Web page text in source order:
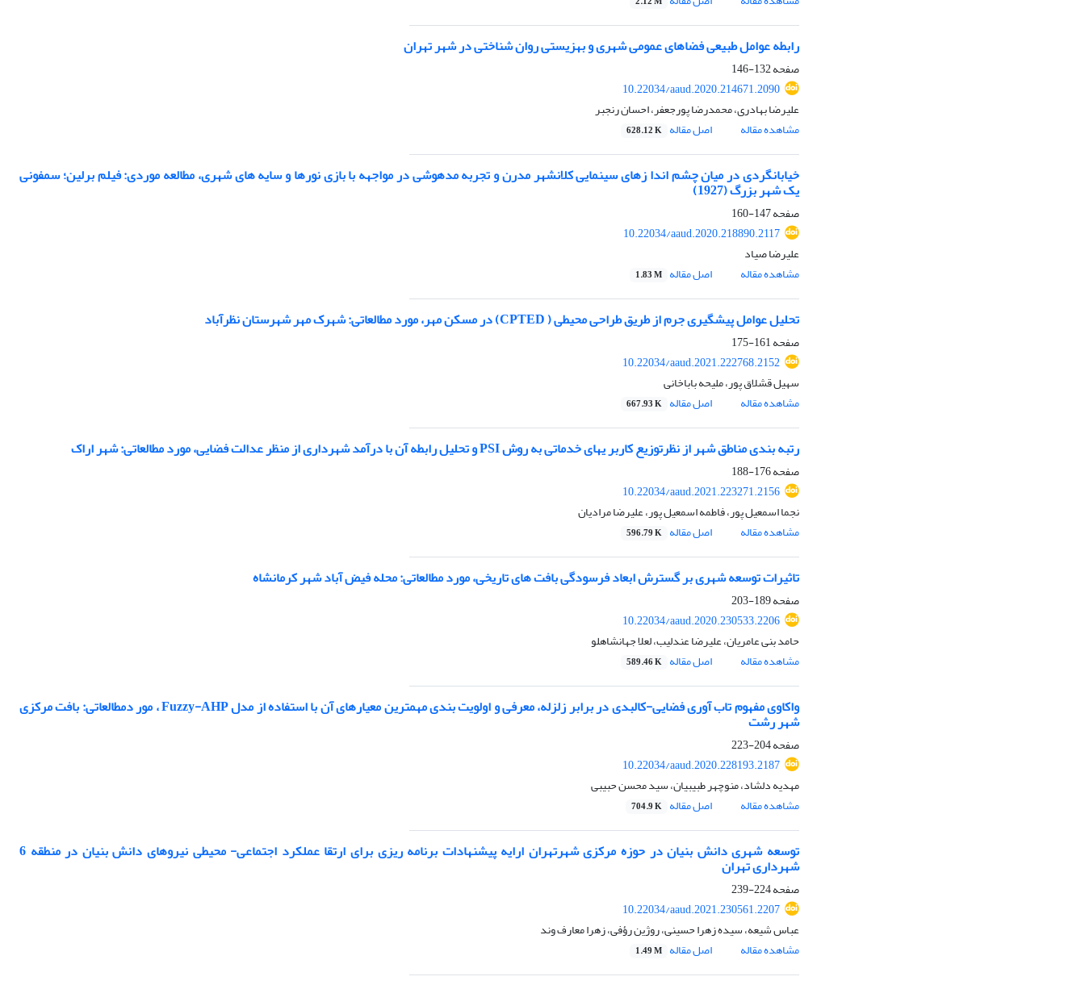
رابطه عوامل طبیعی فضاهای عمومی شهری و بهزیستی روان شناختی در شهر تهران
صفحه132-146
10.22034/aaud.2020.214671.2090
علیرضا بهادری، محمدرضا پورجعفر، احسان رنجبر
مشاهده مقاله
اصل مقاله 628.12 K
خیابانگردی در میان چشم اندا زهای سینمایی کلانشهر مدرن و تجربه مدهوشی در مواجهه با بازی نورها و سایه های شهری، مطالعه موردی: فیلم برلین؛ سمفونی
یک شهر بزرگ (1927)
صفحه147-160
10.22034/aaud.2020.218890.2117
علیرضا صیاد
مشاهده مقاله
اصل مقاله 1.83 M
تحلیل عوامل پیشگیری جرم از طریق طراحی محیطی ( CPTED) در مسکن مهر، مورد مطالعاتی: شهرک مهر شهرستان نظرآباد
صفحه161-175
10.22034/aaud.2021.222768.2152
سهیل قشلاق پور، ملیحه باباخانی
مشاهده مقاله
اصل مقاله 667.93 K
رتبه بندی مناطق شهر از نظرتوزیع کاربر یهای خدماتی به روش PSI و تحلیل رابطه آن با درآمد شهرداری از منظر عدالت فضایی، مورد مطالعاتی: شهر اراک
صفحه176-188
10.22034/aaud.2021.223271.2156
نجما اسمعیل پور، فاطمه اسمعیل پور، علیرضا مرادیان
مشاهده مقاله
اصل مقاله 596.79 K
تاثیرات توسعه شهری بر گسترش ابعاد فرسودگی بافت های تاریخی، مورد مطالعاتی: محله فیض آباد شهر کرمانشاه
صفحه189-203
10.22034/aaud.2020.230533.2206
حامد بنی عامریان، علیرضا عندلیب، لعلا جهانشاهلو
مشاهده مقاله
اصل مقاله 589.46 K
واکاوی مفهوم تاب آوری فضایی-کالبدی در برابر زلزله، معرفی و اولویت بندی مهمترین معیارهای آن با استفاده از مدل Fuzzy-AHP ، مور دمطالعاتی: بافت مرکزی
شهر رشت
صفحه204-223
10.22034/aaud.2020.228193.2187
مهدیه دلشاد، منوچهر طبیبیان، سید محسن حبیبی
مشاهده مقاله
اصل مقاله 704.9 K
توسعه شهری دانش بنیان در حوزه مرکزی شهرتهران ارایه پیشنهادات برنامه ریزی برای ارتقا عملکرد اجتماعی- محیطی نیروهای دانش بنیان در منطقه 6
شهرداری تهران
صفحه224-239
10.22034/aaud.2021.230561.2207
عباس شیعه، سیده زهرا حسینی، روژین رؤفی، زهرا معارف وند
مشاهده مقاله
اصل مقاله 1.49 M